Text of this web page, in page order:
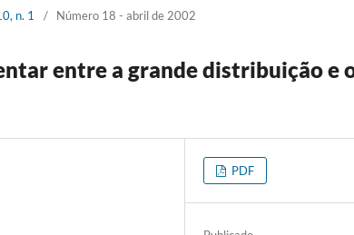
n. 1 / Número 18 - abril de 2002
entre a grande distribuição e
PDF